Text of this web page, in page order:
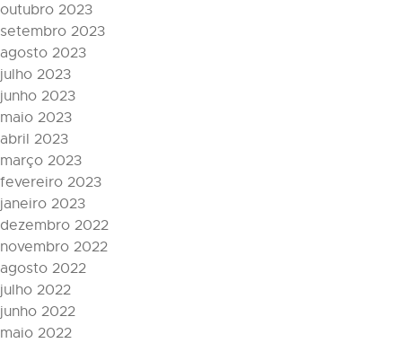
outubro 2023
setembro 2023
agosto 2023
julho 2023
junho 2023
maio 2023
abril 2023
março 2023
fevereiro 2023
janeiro 2023
dezembro 2022
novembro 2022
agosto 2022
julho 2022
junho 2022
maio 2022